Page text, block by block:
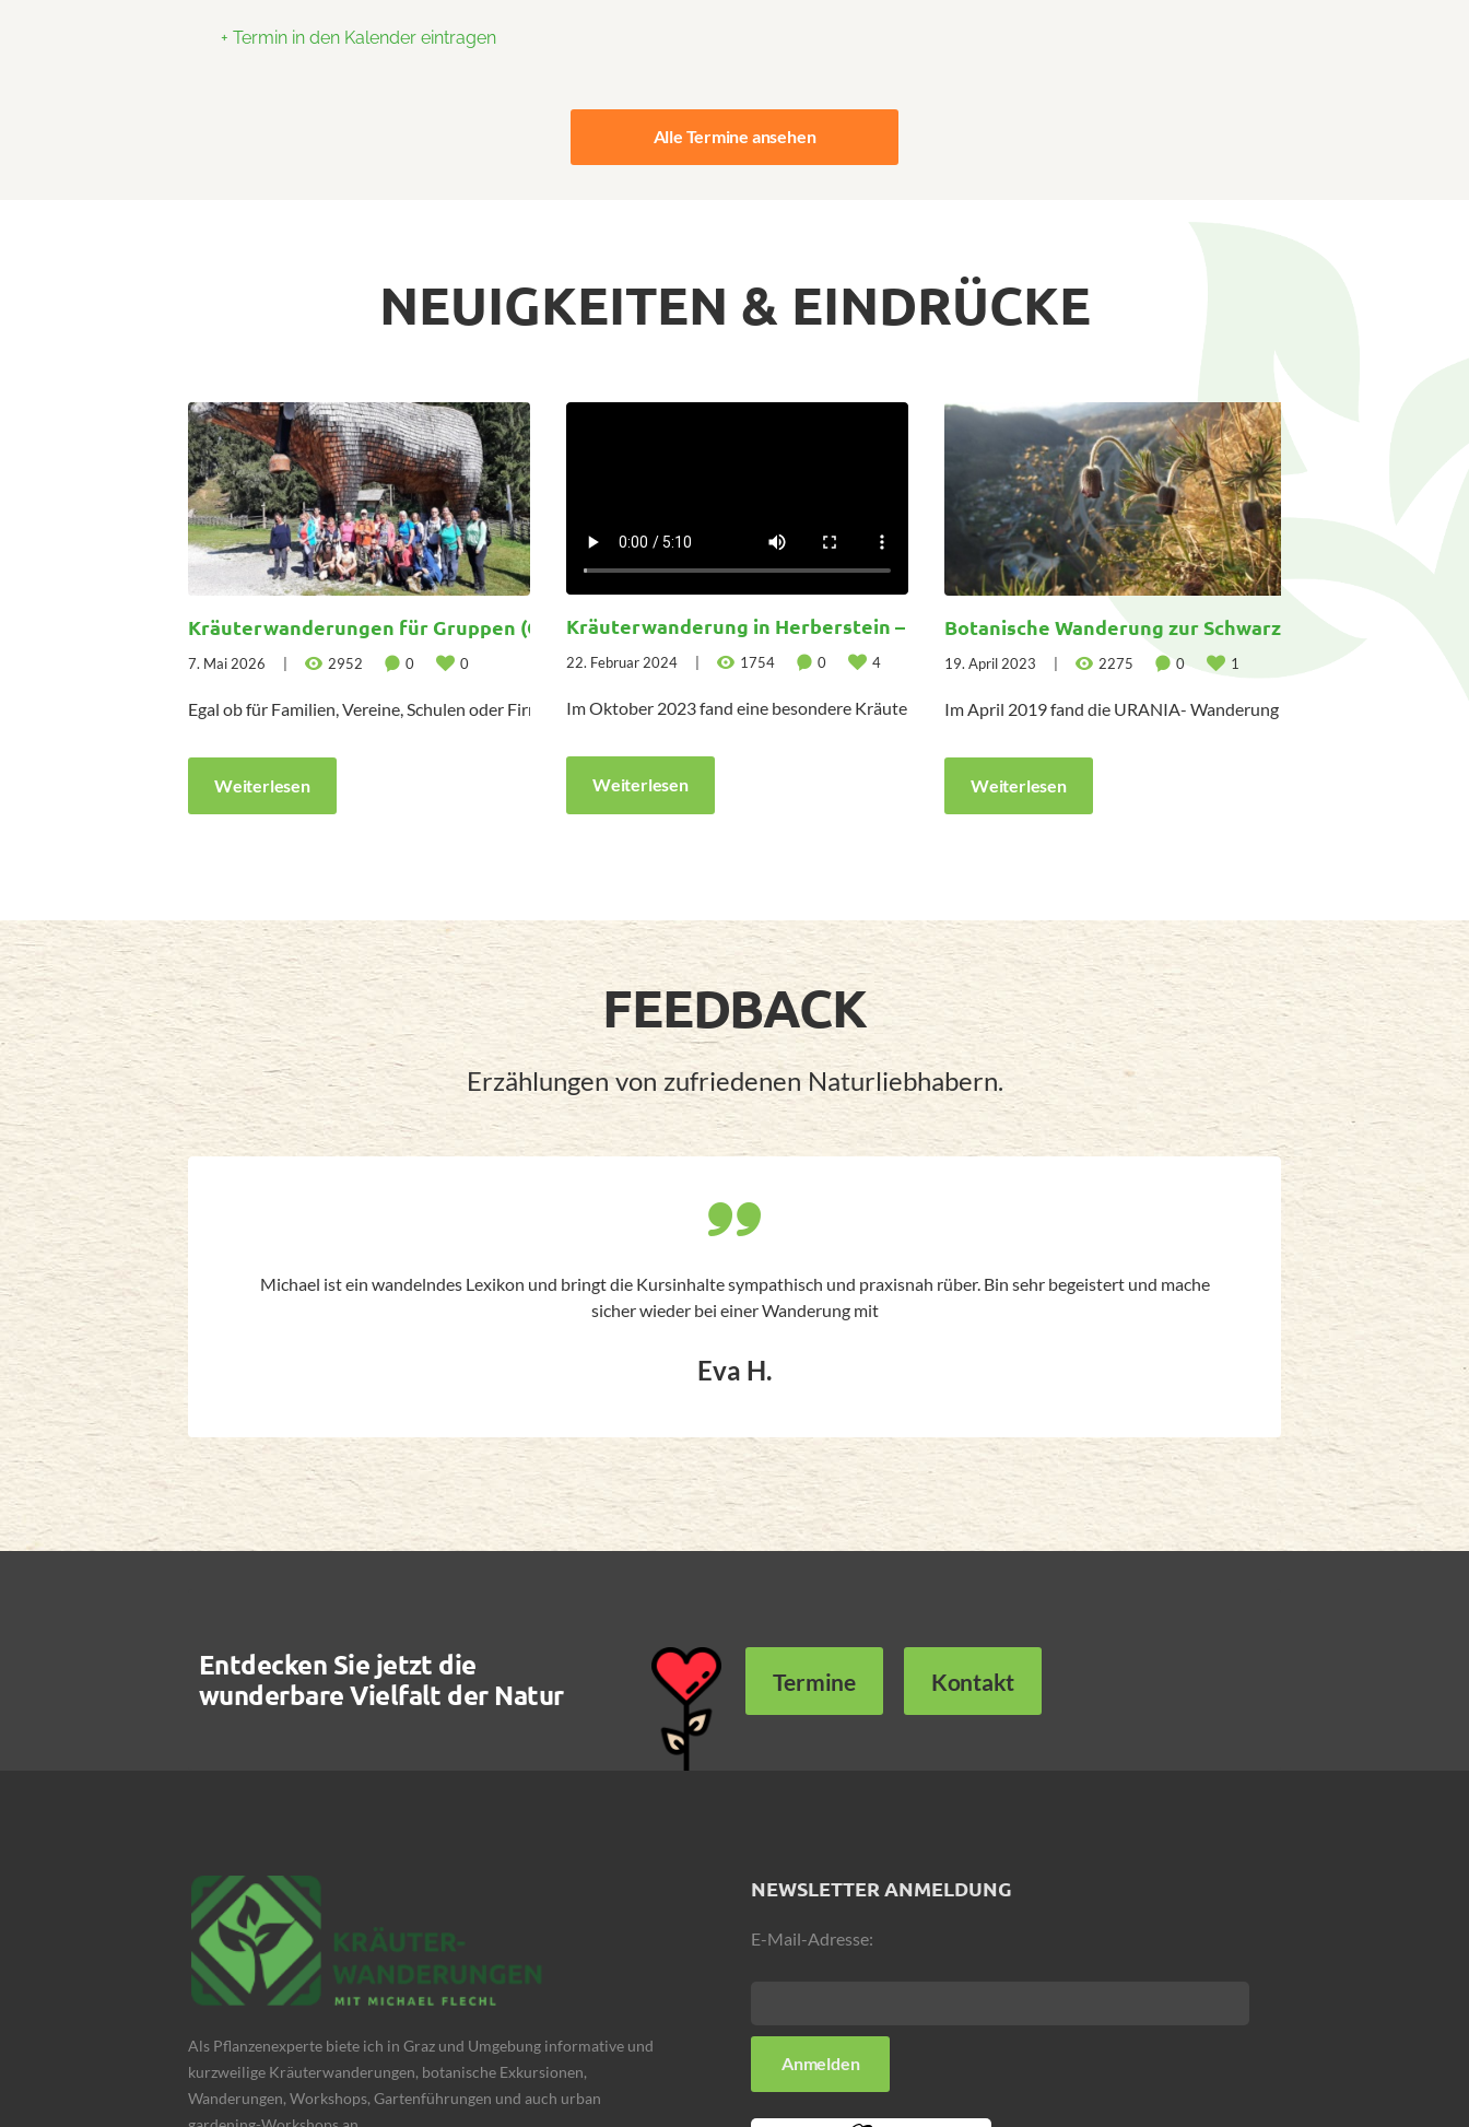
+ Termin in den Kalender eintragen
Alle Termine ansehen
NEUIGKEITEN & EINDRÜCKE
Kräuterwanderungen für Gruppen (Gruppenanfragen)
7. Mai 2026 2952 0 0
Egal ob für Familien, Vereine, Schulen oder Firmen – für jede Zielgruppe habe ich die individuelle Kräuterwanderung, diverse Kräuter- und Garten-Workshops, Vorträge
Weiterlesen
Kräuterwanderung in Herberstein – Natur im Klimawandel
22. Februar 2024 1754 0 4
Im Oktober 2023 fand eine besondere Kräuterwanderung im Rahmen der Steiermark Schau 2023 beim Mobilen
Weiterlesen
Botanische Wanderung zur Schwarzen Kuhschelle
19. April 2023 2275 0 1
Im April 2019 fand die URANIA- Wanderung zur blühenden
Weiterlesen
FEEDBACK
Erzählungen von zufriedenen Naturliebhabern.
Michael ist ein wandelndes Lexikon und bringt die Kursinhalte sympathisch und praxisnah rüber. Bin sehr begeistert und mache
sicher wieder bei einer Wanderung mit
Eva H.
Entdecken Sie jetzt die
wunderbare Vielfalt der Natur
Termine Kontakt
Als Pflanzenexperte biete ich in Graz und Umgebung informative und
kurzweilige Kräuterwanderungen, botanische Exkursionen,
Wanderungen, Workshops, Gartenführungen und auch urban
NEWSLETTER ANMELDUNG
E-Mail-Adresse: